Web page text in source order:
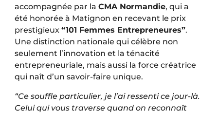
accompagnée par la CMA Normandie, qui a
été honorée à Matignon en recevant le prix
prestigieux “101 Femmes Entrepreneures”.
Une distinction nationale qui célèbre non
seulement l’innovation et la ténacité
entrepreneuriale, mais aussi la force créatrice
qui naît d’un savoir-faire unique.
“Ce souffle particulier, je l’ai ressenti ce jour-là.
Celui qui vous traverse quand on reconnaît